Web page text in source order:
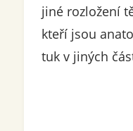
jiné rozložení
kteří jsou
tuk v jiných